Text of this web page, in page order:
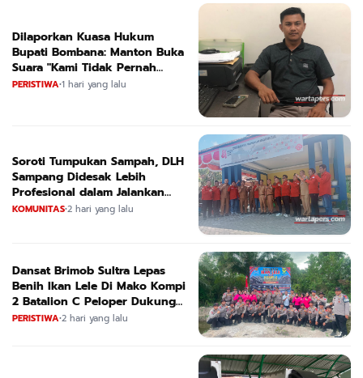
Dilaporkan Kuasa Hukum
Bupati Bombana: Manton Buka
Suara "Kami Tidak Pernah
Menutup Ruang Hak Jawab"
PERISTIWA•1 hari yang lalu
Soroti Tumpukan Sampah, DLH
Sampang Didesak Lebih
Profesional dalam Jalankan
Tugas
KOMUNITAS•2 hari yang lalu
Dansat Brimob Sultra Lepas
Benih Ikan Lele Di Mako Kompi
2 Batalion C Peloper Dukung
ketahanan Pangan Nasional
PERISTIWA•2 hari yang lalu